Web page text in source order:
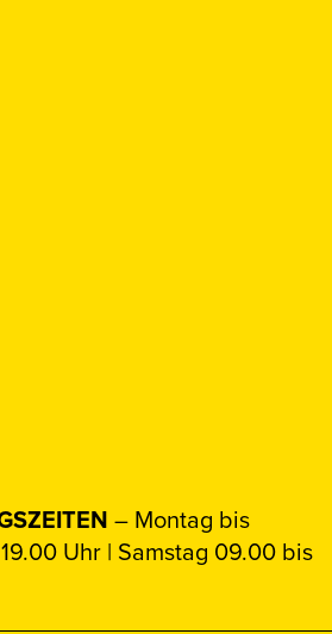
– Montag bis
Uhr | Samstag 09.00 bis